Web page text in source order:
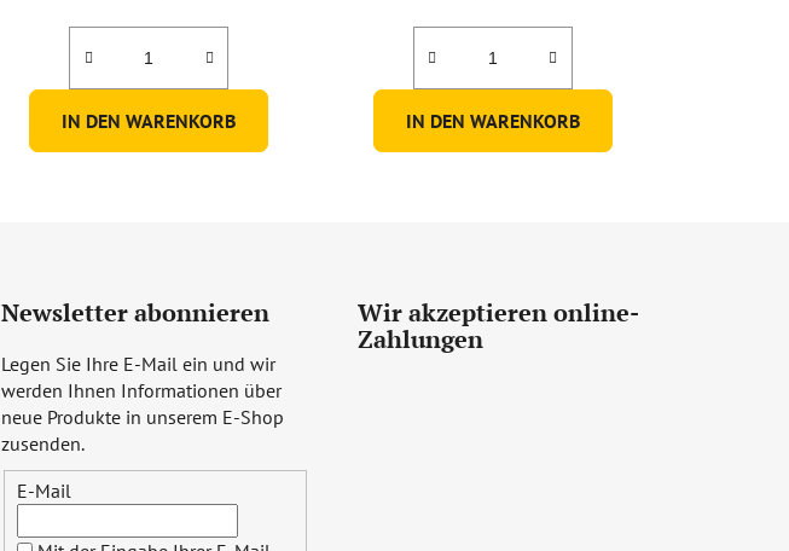
IN DEN WARENKORB IN DEN WARENKORB
Newsletter abonnieren
Legen Sie Ihre E-Mail ein und wir
werden Ihnen Informationen über
neue Produkte in unserem E-Shop
zusenden.
E-Mail
Wir akzeptieren online-
Zahlungen